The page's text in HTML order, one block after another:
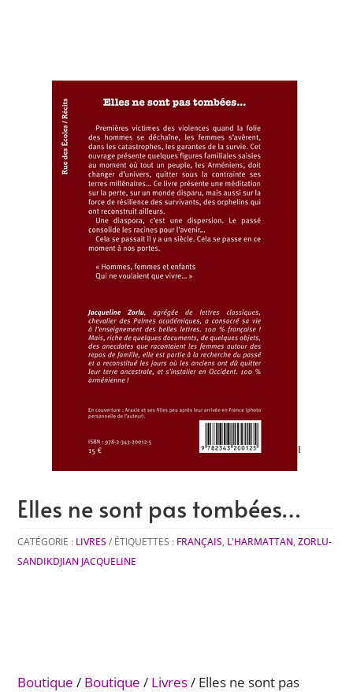
Elles ne sont pas tombées…
CATÉGORIE : LIVRES ÉTIQUETTES : FRANÇAIS, L'HARMATTAN,ZORLU-
SANDIKDJIAN JACQUELINE
Boutique / Boutique / Livres/ Elles ne sont pas